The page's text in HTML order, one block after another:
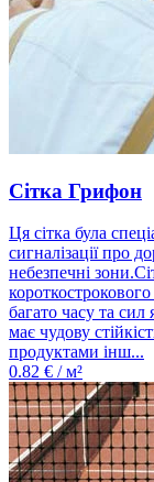
Сітка Грифон
Ця сітка була
сигналізації про
небезпечні
багато часу та сил
має чудову
продуктами інш...
0.82 € / м²